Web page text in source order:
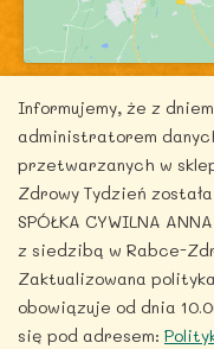
Copyright © 2026
Informujemy, że z
administratorem
przetwarzanych w
Zdrowy Tydzień
SPÓŁKA CYWILNA
z siedzibą w Rabce-
Zaktualizowana
obowiązuje od dnia
się pod adresem: